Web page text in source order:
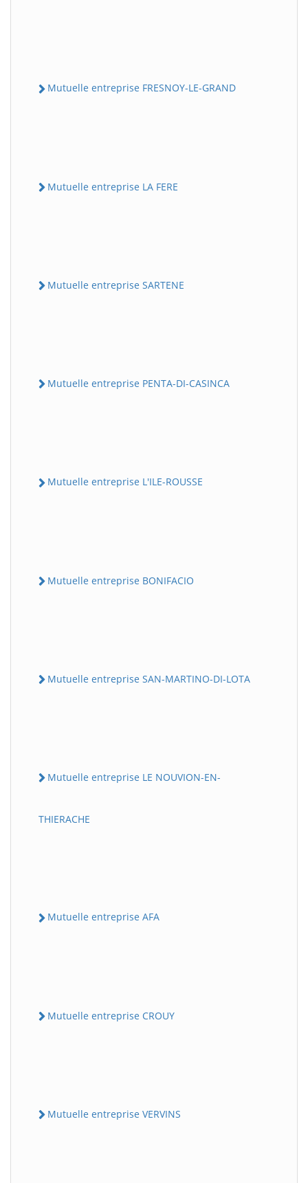
Mutuelle entreprise FRESNOY-LE-GRAND
Mutuelle entreprise LA FERE
Mutuelle entreprise SARTENE
Mutuelle entreprise PENTA-DI-CASINCA
Mutuelle entreprise L'ILE-ROUSSE
Mutuelle entreprise BONIFACIO
Mutuelle entreprise SAN-MARTINO-DI-LOTA
Mutuelle entreprise LE NOUVION-EN-
THIERACHE
Mutuelle entreprise AFA
Mutuelle entreprise CROUY
Mutuelle entreprise VERVINS